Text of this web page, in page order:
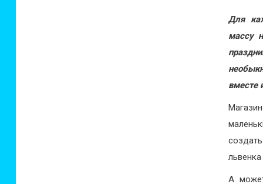
Для
массу
вместе
А